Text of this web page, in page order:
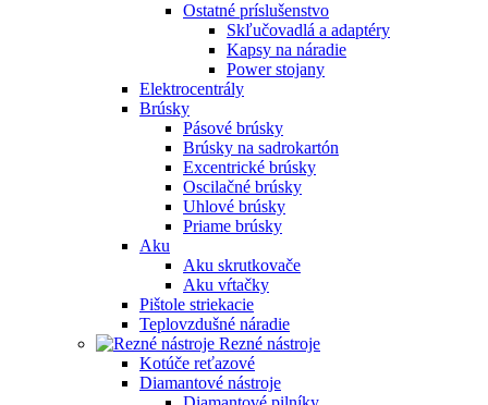
Ostatné príslušenstvo
Skľučovadlá a adaptéry
Kapsy na náradie
Power stojany
Elektrocentrály
Brúsky
Pásové brúsky
Brúsky na sadrokartón
Excentrické brúsky
Oscilačné brúsky
Uhlové brúsky
Priame brúsky
Aku
Aku skrutkovače
Aku vŕtačky
Pištole striekacie
Teplovzdušné náradie
Rezné nástroje
Kotúče reťazové
Diamantové nástroje